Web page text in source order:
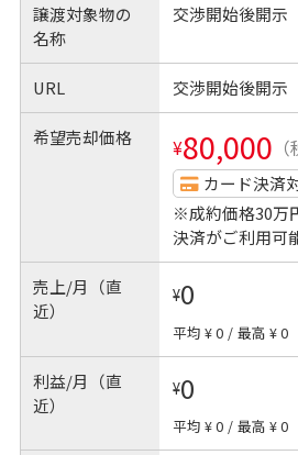
譲渡対象物の
名称
交渉開始後開示
URL 交渉開始後開示
希望売却価格 ¥80,000
カード決済
※成約価格30万
決済がご利用可
売上/月（直
近）
¥0
平均 ¥ 0 / 最高 ¥ 0
利益/月（直
近）
¥0
平均 ¥ 0 / 最高 ¥ 0